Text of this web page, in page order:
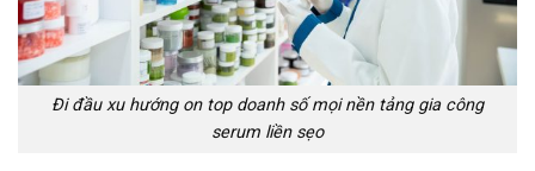
Đi đầu xu hướng on top doanh số mọi nền tảng gia công
serum liền sẹo